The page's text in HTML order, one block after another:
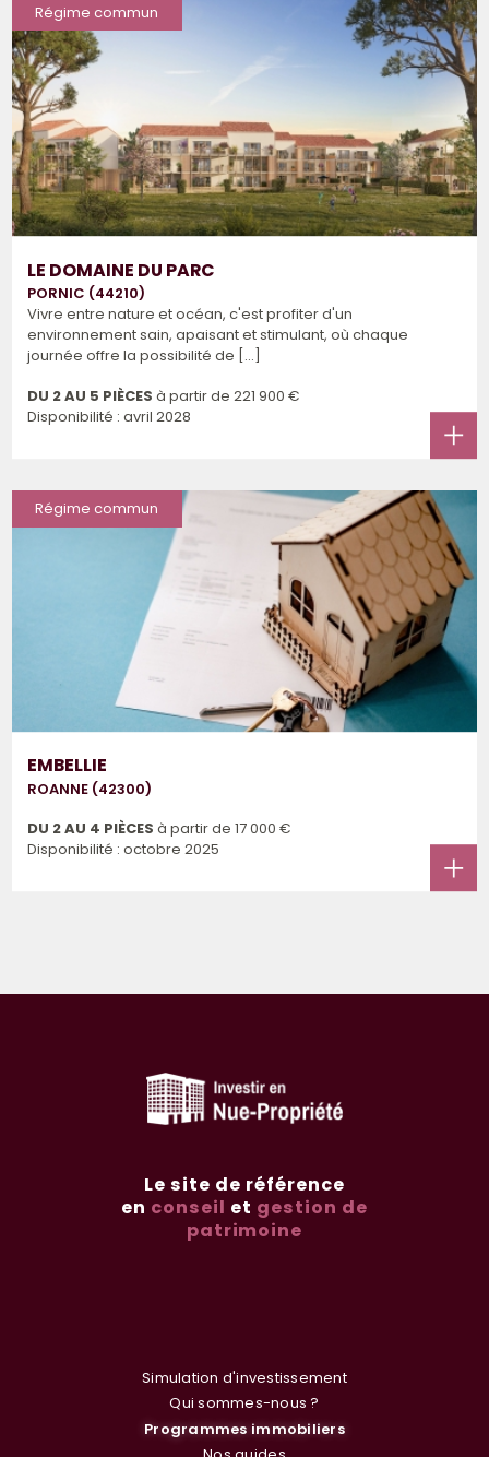
Régime commun
LE DOMAINE DU PARC
PORNIC (44210)
Vivre entre nature et océan, c'est profiter d'un
environnement sain, apaisant et stimulant, où chaque
journée offre la possibilité de [...]
DU 2 AU 5 PIÈCES à partir de 221 900 €
Disponibilité : avril 2028
Régime commun
EMBELLIE
ROANNE (42300)
DU 2 AU 4 PIÈCES à partir de 17 000 €
Disponibilité : octobre 2025
Le site de référence
en conseil et gestion de
patrimoine
Simulation d'investissement
Qui sommes-nous ?
Programmes immobiliers